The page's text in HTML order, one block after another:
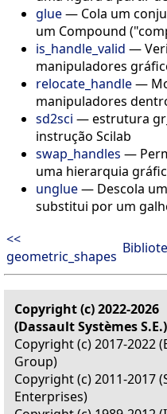
glue— Cola um
um Compound
is_handle_valid —
manipuladores
relocate_handle—
manipuladores
sd2sci —estrutura
instrução Scilab
swap_handles —
uma hierarquia
unglue— Descola
substitui por um
<<
geometric_shapes
Copyright (c) 2022-2026
(Dassault Systèmes S.E.)
Copyright (c) 2017-2022
Group)
Copyright (c) 2011-2017
Enterprises)